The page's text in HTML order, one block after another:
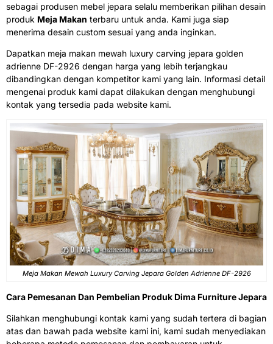
sebagai produsen mebel jepara selalu memberikan pilihan desain
produk Meja Makan terbaru untuk anda. Kami juga siap
menerima desain custom sesuai yang anda inginkan.
Dapatkan meja makan mewah luxury carving jepara golden
adrienne DF-2926 dengan harga yang lebih terjangkau
dibandingkan dengan kompetitor kami yang lain. Informasi detail
mengenai produk kami dapat dilakukan dengan menghubungi
kontak yang tersedia pada website kami.
Meja Makan Mewah Luxury Carving Jepara Golden Adrienne DF-2926
Cara Pemesanan Dan Pembelian Produk Dima Furniture Jepara
Silahkan menghubungi kontak kami yang sudah tertera di bagian
atas dan bawah pada website kami ini, kami sudah menyediakan